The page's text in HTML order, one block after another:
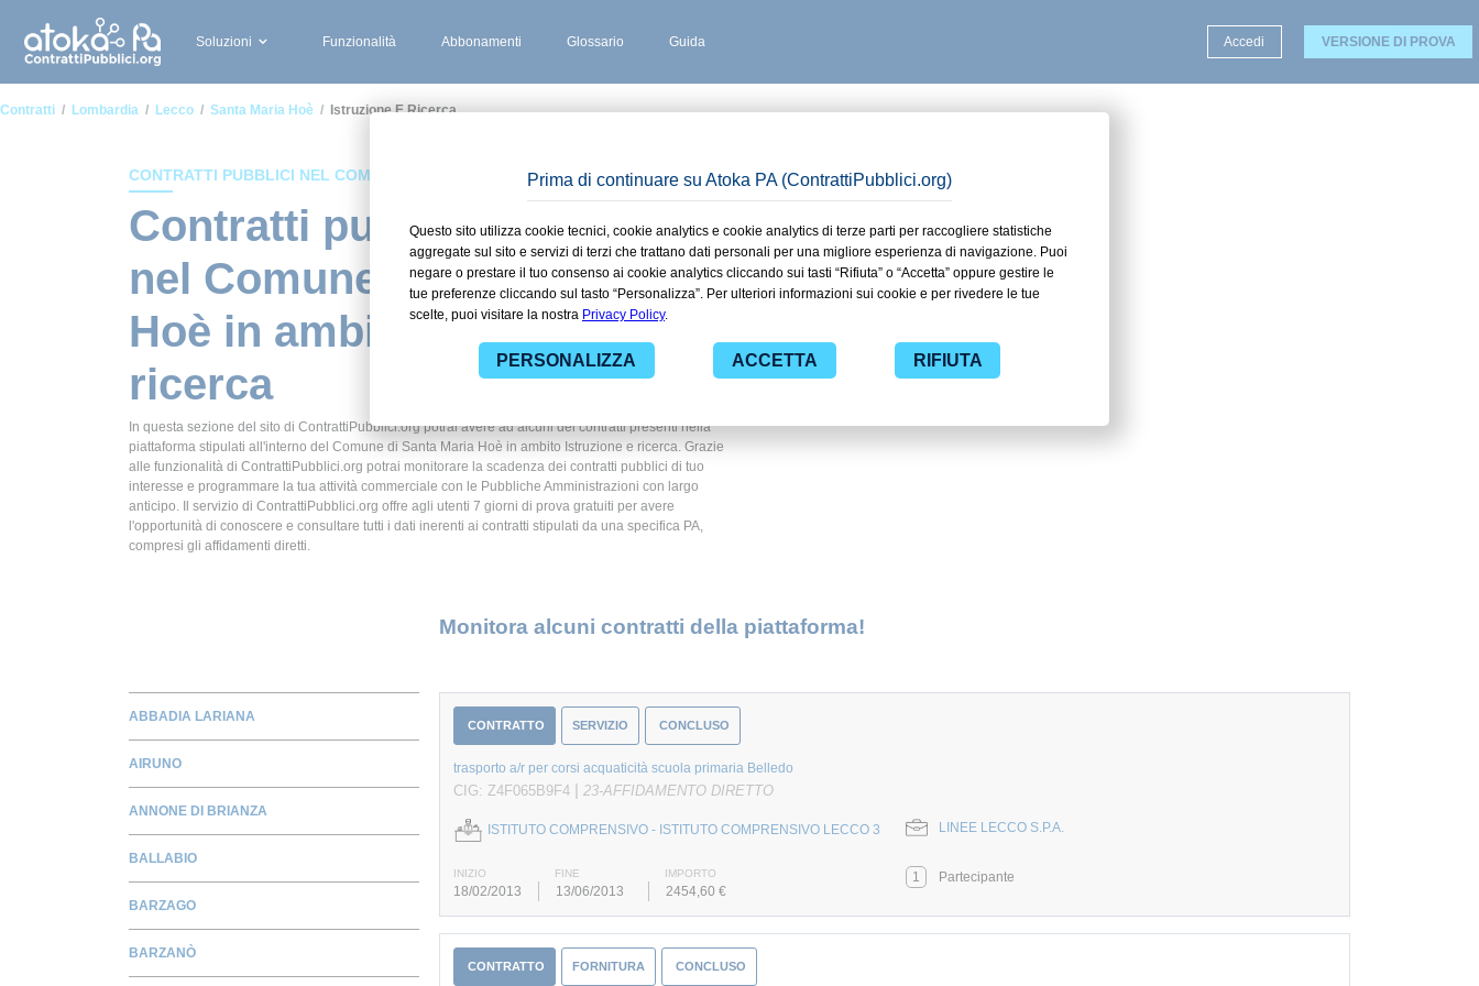
Soluzioni Funzionalità Abbonamenti Glossario Guida Accedi VERSIONE DI PROVA
Contratti Lombardia Lecco Santa Maria Hoè Istruzione E Ricerca
CONTRATTI PUBBLICI NEL COMUNE DI SANTA MARIA HOÈ
Contratti pubblici stipulati
nel Comune di Santa Maria
Hoè in ambito Istruzione e
ricerca
In questa sezione del sito di ContrattiPubblici.org potrai avere ad alcuni dei contratti presenti nella
piattaforma stipulati all'interno del Comune di Santa Maria Hoè in ambito Istruzione e ricerca. Grazie
alle funzionalità di ContrattiPubblici.org potrai monitorare la scadenza dei contratti pubblici di tuo
interesse e programmare la tua attività commerciale con le Pubbliche Amministrazioni con largo
anticipo. Il servizio di ContrattiPubblici.org offre agli utenti 7 giorni di prova gratuiti per avere
l'opportunità di conoscere e consultare tutti i dati inerenti ai contratti stipulati da una specifica PA,
compresi gli affidamenti diretti.
Monitora alcuni contratti della piattaforma!
ABBADIA LARIANA
AIRUNO
ANNONE DI BRIANZA
BALLABIO
BARZAGO
BARZANÒ
CONTRATTO SERVIZIO CONCLUSO
trasporto a/r per corsi acquaticità scuola primaria Belledo
CIG: Z4F065B9F4 | 23-AFFIDAMENTO DIRETTO
ISTITUTO COMPRENSIVO - ISTITUTO COMPRENSIVO LECCO 3 LINEE LECCO S.P.A.
INIZIO FINE IMPORTO
18/02/2013 13/06/2013 2454,60 €
1 Partecipante
CONTRATTO FORNITURA CONCLUSO